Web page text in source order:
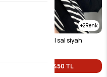
2
Zincir desen naturel sal siyah
Tek Fiyat 450 TL